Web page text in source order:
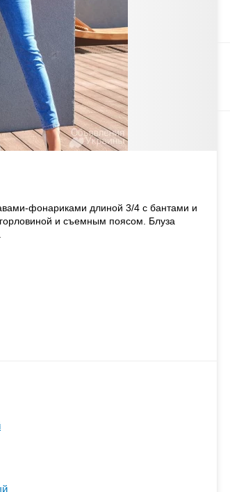
фонариками длиной 3/4 с бантами и
и съемным поясом. Блуза